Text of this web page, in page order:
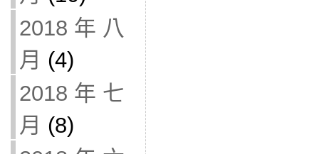
2018 年 八
月 (4)
2018 年 七
月 (8)